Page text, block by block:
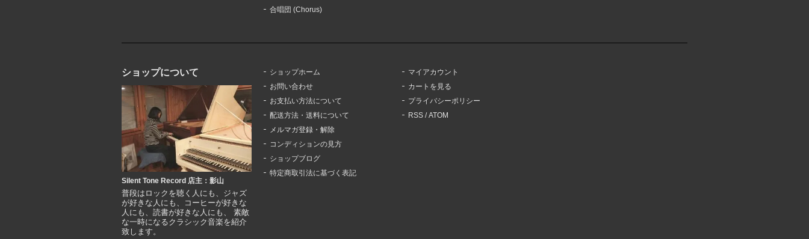
合唱団 (Chorus)
ショップについて
Silent Tone Record 店主：影山
普段はロックを聴く人にも、ジャズ
が好きな人にも、コーヒーが好きな
人にも、読書が好きな人にも、 素敵
な一時になるクラシック音楽を紹介
致します。
ショップホーム
お問い合わせ
お支払い方法について
配送方法・送料について
メルマガ登録・解除
コンディションの見方
ショップブログ
特定商取引法に基づく表記
マイアカウント
カートを見る
プライバシーポリシー
RSS /ATOM